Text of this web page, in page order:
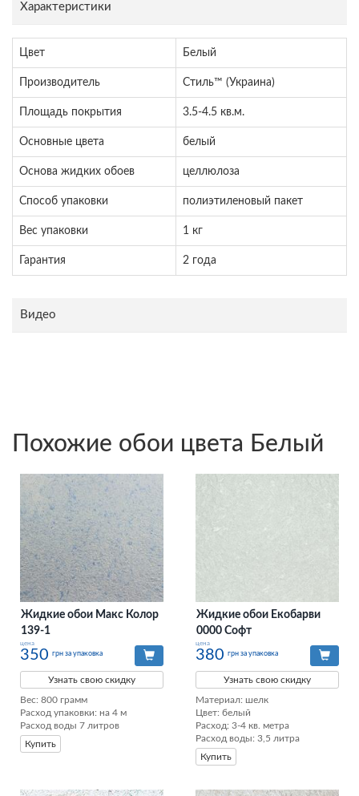
Характеристики
Цвет Белый
Производитель Стиль™ (Украина)
Площадь покрытия 3.5-4.5 кв.м.
Основные цвета белый
Основа жидких обоев целлюлоза
Способ упаковки полиэтиленовый пакет
Вес упаковки 1 кг
Гарантия 2 года
Видео
Похожие обои цвета Белый
Жидкие обои Макс Колор
139-1
цена
350 грн за упаковка
Узнать свою скидку
Вес: 800 грамм
Расход упаковки: на 4 м
Расход воды 7 литров
Купить
Жидкие обои Екобарви
0000 Софт
цена
380 грн за упаковка
Узнать свою скидку
Материал: шелк
Цвет: белый
Расход: 3-4 кв. метра
Расход воды: 3,5 литра
Купить